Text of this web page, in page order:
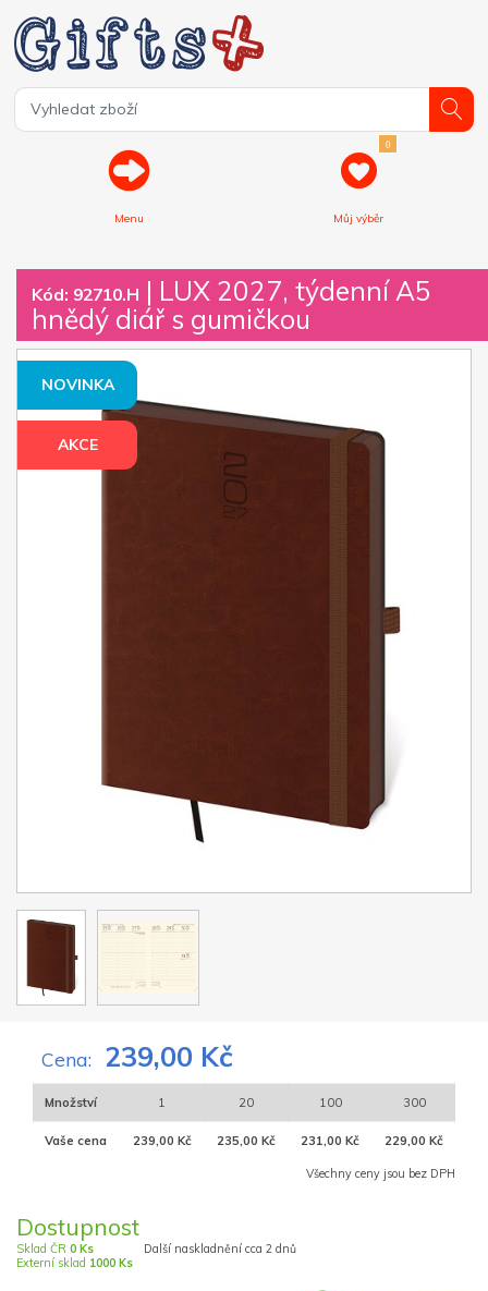
Menu
0
Můj výběr
Kód: 92710.H | LUX 2027, týdenní A5
hnědý diář s gumičkou
NOVINKA
AKCE
Cena: 239,00 Kč
Množství 1 20 100 300
Vaše cena 239,00 Kč 235,00 Kč 231,00 Kč 229,00 Kč
Všechny ceny jsou bez DPH
Dostupnost
Sklad ČR 0 Ks
Externí sklad 1000 Ks
Další naskladnění cca 2 dnů